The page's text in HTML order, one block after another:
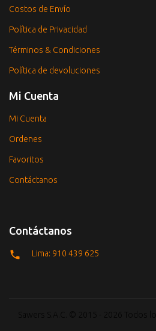
Costos de Envío
Política de Privacidad
Términos & Condiciones
Política de devoluciones
Mi Cuenta
Mi Cuenta
Ordenes
Favoritos
Contáctanos
Contáctanos
Lima: 910 439 625